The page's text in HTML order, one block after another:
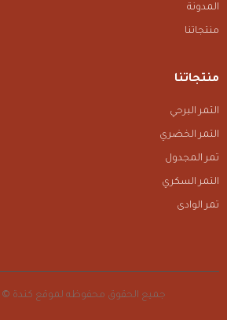
المدونة
منتجاتنا
منتجاتنا
التمر البرحي
التمر الخضري
تمر المجدول
التمر السكري
تمر الوادى
جميع الحقوق محفوظه لموقع كندة © 2026